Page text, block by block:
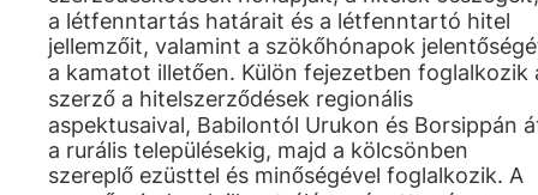
a létfenntartás határait és a létfenntartó hitel
jellemzőit, valamint a szökőhónapok
a kamatot illetően. Külön fejezetben foglalkozik
szerző a hitelszerződések regionális
aspektusaival, Babilontól Urukon és Borsippán
a rurális településekig, majd a kölcsönben
szereplő ezüsttel és minőségével foglalkozik. A